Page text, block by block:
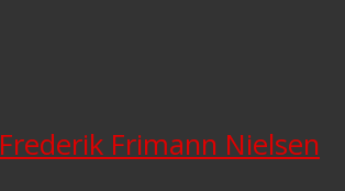
Frederik Frimann Nielsen